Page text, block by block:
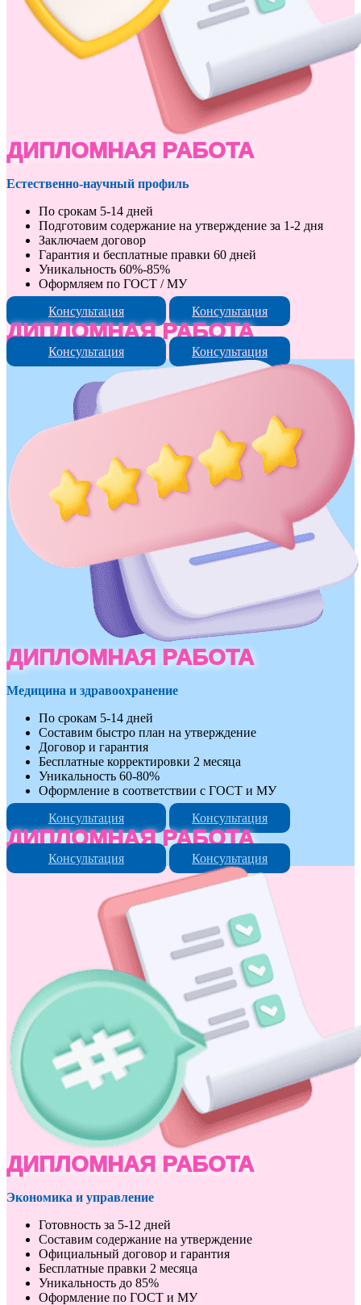
ДИПЛОМНАЯ РАБОТА
Естественно-научный профиль
По срокам 5-14 дней
Подготовим содержание на утверждение за 1-2 дня
Заключаем договор
Гарантия и бесплатные правки 60 дней
Уникальность 60%-85%
Оформляем по ГОСТ / МУ
Консультация
Консультация
ДИПЛОМНАЯ РАБОТА
Консультация Консультация
ДИПЛОМНАЯ РАБОТА
Медицина и здравоохранение
По срокам 5-14 дней
Составим быстро план на утверждение
Договор и гарантия
Бесплатные корректировки 2 месяца
Уникальность 60-80%
Оформление в соответствии с ГОСТ и МУ
Консультация
Консультация
ДИПЛОМНАЯ РАБОТА
Консультация Консультация
ДИПЛОМНАЯ РАБОТА
Экономика и управление
Готовность за 5-12 дней
Составим содержание на утверждение
Официальный договор и гарантия
Бесплатные правки 2 месяца
Уникальность до 85%
Оформление по ГОСТ и МУ